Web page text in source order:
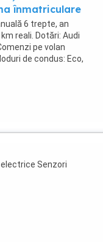
înmatriculare
6 trepte, an
reali. Dotări: Audi
pe volan
de condus: Eco,
Senzori